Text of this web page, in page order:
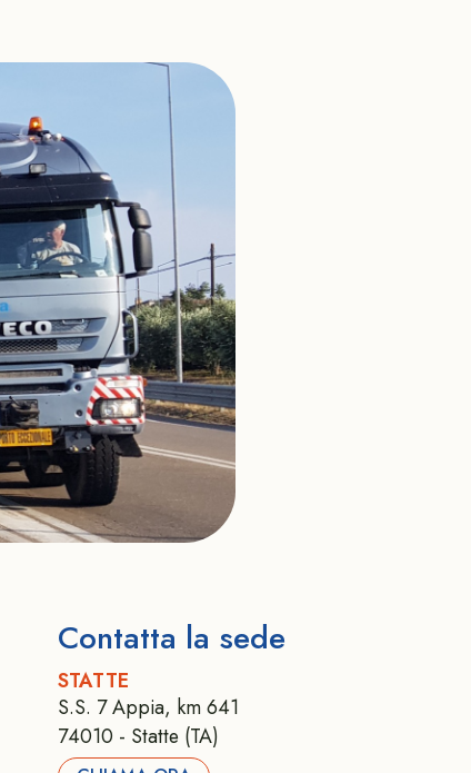
Contatta la sede
STATTE
S.S. 7 Appia, km 641
74010 - Statte (TA)